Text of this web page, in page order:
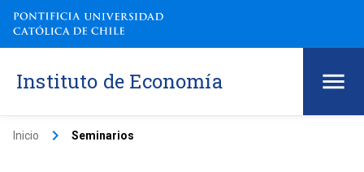
Instituto de Economía
Inicio keyboard_arrow_right Seminarios